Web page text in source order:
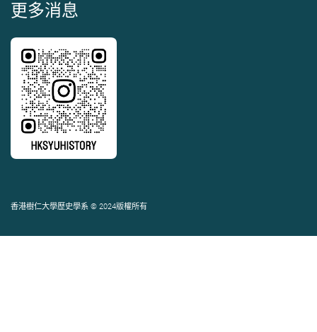
更多消息
香港樹仁大學歷史學系 © 2024版權所有